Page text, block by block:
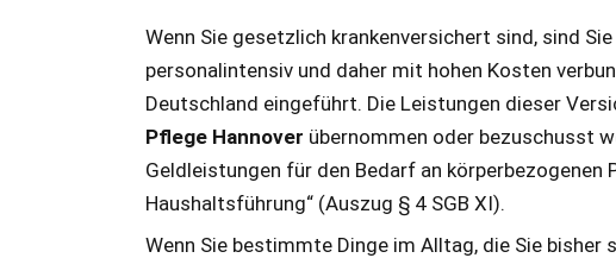
Wenn Sie gesetzlich krankenversichert sind, sind
personalintensiv und daher mit hohen Kosten
Deutschland eingeführt. Die Leistungen dieser
Pflege Hannover übernommen oder bezuschusst
Geldleistungen für den Bedarf an
Haushaltsführung“ (Auszug § 4 SGB XI).
Wenn Sie bestimmte Dinge im Alltag, die Sie bisher